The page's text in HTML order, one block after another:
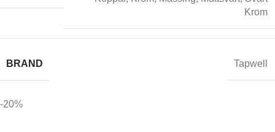
Krom
BRAND Tapwell
-20%